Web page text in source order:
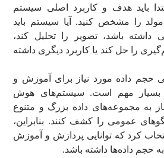
باید هدف و کاربرد اصلی سیستم
را مشخص کنید. آیا سیستم باید
داشته باشد، تصویر را تحلیل کند،
را حل کند یا کاربرد دیگری داشته
حجم داده مورد نیاز برای آموزش و
بسیار مهم است. سیستم‌های هوش
به مجموعه‌های داده بزرگ و متنوع
الگوهای عمومی را کشف کنند. بنابراین،
کرد که توانایی پردازش و آموزش
حجم داده‌ها داشته باشد.